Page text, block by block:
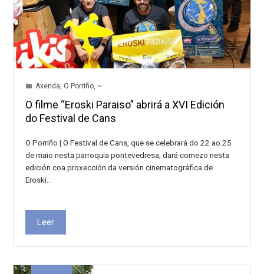
Axenda, O Porriño, ~
O filme “Eroski Paraiso” abrirá a XVI Edición
do Festival de Cans
O Porriño | O Festival de Cans, que se celebrará do 22 ao 25
de maio nesta parroquia pontevedresa, dará comezo nesta
edición coa proxección da versión cinematográfica de
Eroski…
Leer